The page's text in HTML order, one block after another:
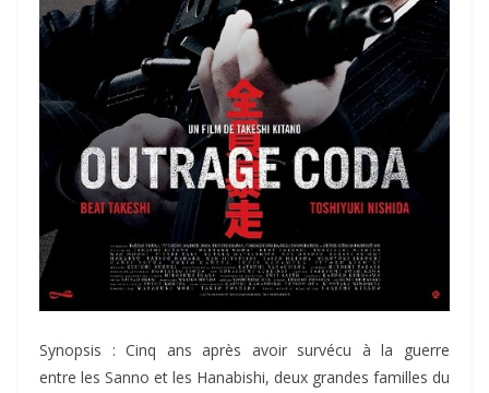
Synopsis : Cinq ans après avoir survécu à la guerre
entre les Sanno et les Hanabishi, deux grandes familles du